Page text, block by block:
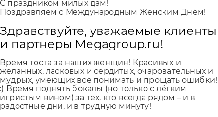
С праздником милых дам!
Поздравляем с Международным Женским Днём!
Здравствуйте, уважаемые клиенты
и партнеры Megagroup.ru!
Время тоста за наших женщин! Красивых и
желанных, ласковых и сердитых, очаровательных и
мудрых, умеющих всё понимать и прощать ошибки!
:) Время поднять бокалы (но только с лёгким
игристым вином) за тех, кто всегда рядом – и в
радостные дни, и в трудную минуту!